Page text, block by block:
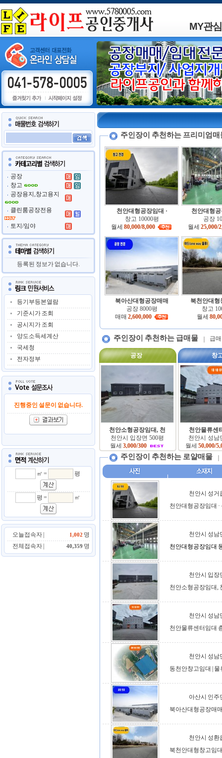
MY관
공장
창고
공장용지,창고용지
클린룸공장전용
토지/임야
등록된 정보가 없습니다.
등기부등본열람
기준시가 조회
공시지가 조회
양도소득세계산
국세청
전자정부
진행중인 설문이 없습니다.
㎡ = 평
평 = ㎡
오늘접속자 | 1,002 명
전체접속자 |
40,359 명
주인장이 추천하는 프리미엄매
천안대형공장임대 ·
창고 10000평
월세 80,000/8,000
천안대형
공장
월세 25,000/
북아산대형공장매매
공장 8000평
매매 2,600,000
북천안대형
창고
월세
주인장이 추천하는 급매물 급
주인장이 추천하는 로얄매물
천안시 성거
천안대형공장임대
천안시 성남
천안대형공장임대
천안시 입장
천안소형공장임대,
천안시 성남
천안물류센터임대
천안시 성남
동천안창고임대 |
아산시 인주
북아산대형공장매
천안시 성환
북천안대형창고임